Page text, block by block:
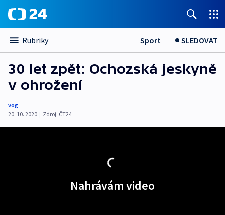
Rubriky Sport SLEDOVAT
30 let zpět: Ochozská jeskyně
v ohrožení
vog
20. 10. 2020 | Zdroj: ČT24
Nahrávám video